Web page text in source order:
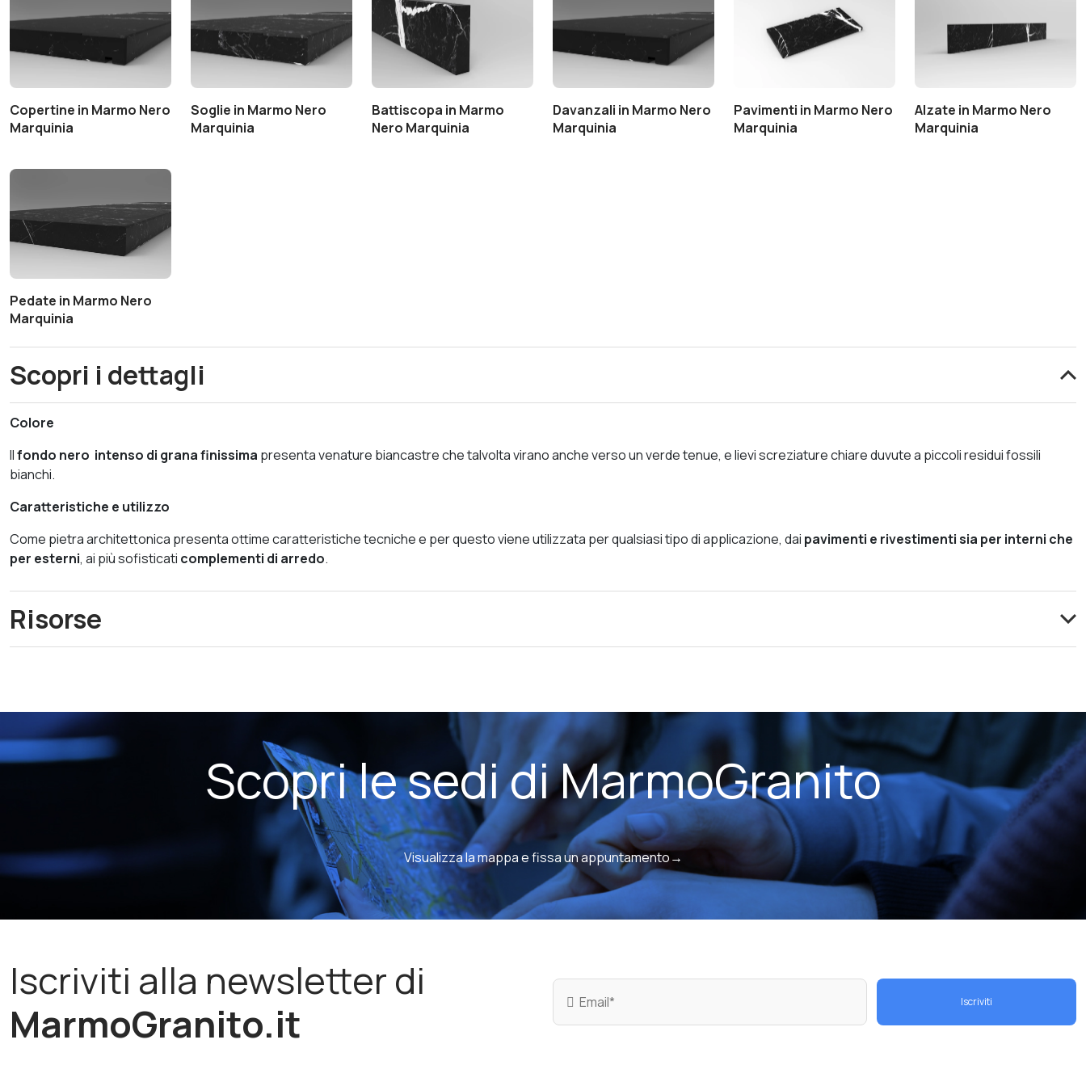
Copertine in Marmo Nero
Marquinia
Soglie in Marmo Nero
Marquinia
Battiscopa in Marmo
Nero Marquinia
Davanzali in Marmo Nero
Marquinia
Pavimenti in Marmo Nero
Marquinia
Alzate in Marmo Nero
Marquinia
Pedate in Marmo Nero
Marquinia
Scopri i dettagli
Colore
Ilfondo nero intenso di grana finissima presenta venature biancastre che talvolta virano anche verso un verde tenue, e lievi screziature chiare duvute a piccoli residui fossili
bianchi.
Caratteristiche e utilizzo
Come pietra architettonica presenta ottime caratteristiche tecniche e per questo viene utilizzata per qualsiasi tipo di applicazione, dai pavimenti e rivestimenti sia per interni che
per esterni, ai più sofisticati complementi di arredo.
Risorse
Scopri le sedi di MarmoGranito
Visualizza la mappa e fissa un appuntamento→
Iscriviti alla newsletter di
MarmoGranito.it
Iscriviti